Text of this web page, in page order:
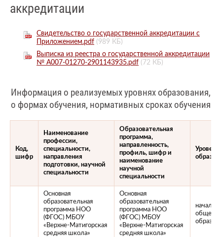
аккредитации
Свидетельство о государственной аккредитации с
Приложением.pdf (989 КБ)
Выписка из реестра о государственной аккредитации
№ А007-01270-2901143935.pdf (72 КБ)
Информация о реализуемых уровнях образования,
о формах обучения, нормативных сроках обучения
Код,
шифр
Наименование
профессии,
специальности,
направления
подготовки, научной
специальности
Образовательная
программа,
направленность,
профиль, шифр и
наименование
научной
специальности
Уровень
Основная
образовательная
программа НОО
(ФГОС) МБОУ
«Верхне-Матигорская
средняя школа»
Основная
образовательная
программа НОО
(ФГОС) МБОУ
«Верхне-Матигорская
средняя школа»
общее